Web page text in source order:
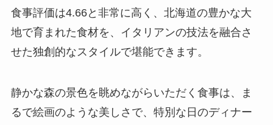
食事評価は4.66と非常に高く、北海道の豊かな大
地で育まれた食材を、イタリアンの技法を融合さ
せた独創的なスタイルで堪能できます。
静かな森の景色を眺めながらいただく食事は、ま
るで絵画のような美しさで、特別な日のディナー